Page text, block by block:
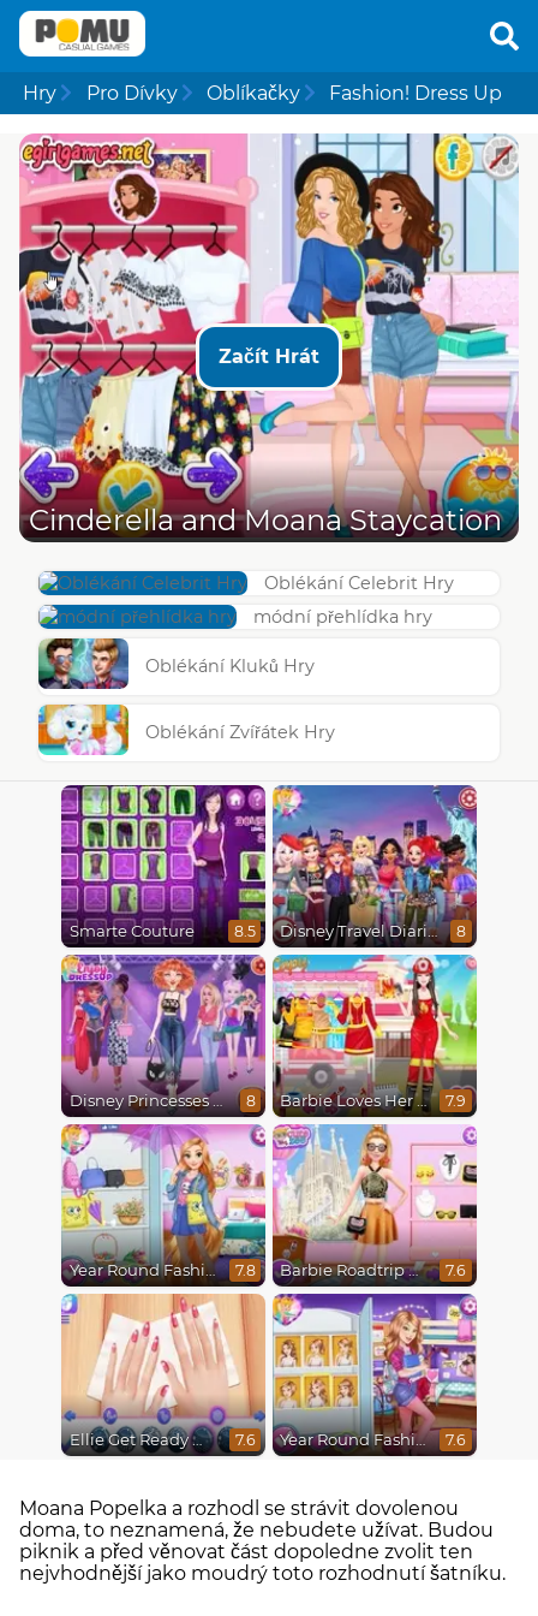
Hry Pro Dívky Oblíkačky Fashion! Dress Up
Začít Hrát
Cinderella and Moana Staycation
Oblékání Celebrit Hry
módní přehlídka hry
Oblékání Kluků Hry
Oblékání Zvířátek Hry
Smarte Couture 8.5 Disney Travel Diaries: City Break 8
Disney Princesses Runway Show 8 Barbie Loves Her Job 7.9
Year Round Fashionista Rapunzel 7.8 Barbie Roadtrip Adventure 7.6
Ellie Get Ready With Me 2 7.6 Year Round Fashionista Belle 7.6
Moana Popelka a rozhodl se strávit dovolenou
doma, to neznamená, že nebudete užívat. Budou
piknik a před věnovat část dopoledne zvolit ten
nejvhodnější jako moudrý toto rozhodnutí šatníku.